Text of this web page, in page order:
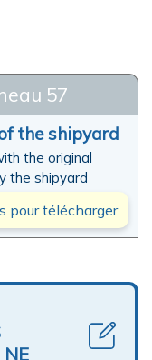
57
the shipyard
the original
the shipyard
pour télécharger
NE